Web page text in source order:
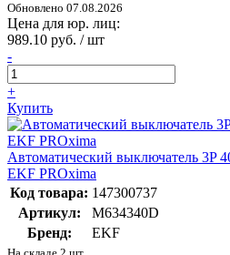
Обновлено 07.08.2026
Цена для юр. лиц:
989.10 руб. / шт
-
+
Купить
Автоматический выключатель 3P
EKF PROxima
Код товара: 147300737
Артикул:
M634340D
Бренд:
EKF